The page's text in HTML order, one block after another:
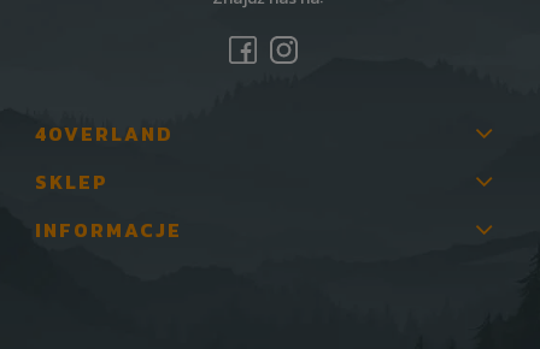
4OVERLAND
SKLEP
INFORMACJE